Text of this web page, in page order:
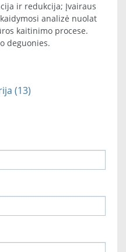
ir redukcija; Įvairaus
analizė nuolat
kaitinimo procese.
deguonies.
(13)